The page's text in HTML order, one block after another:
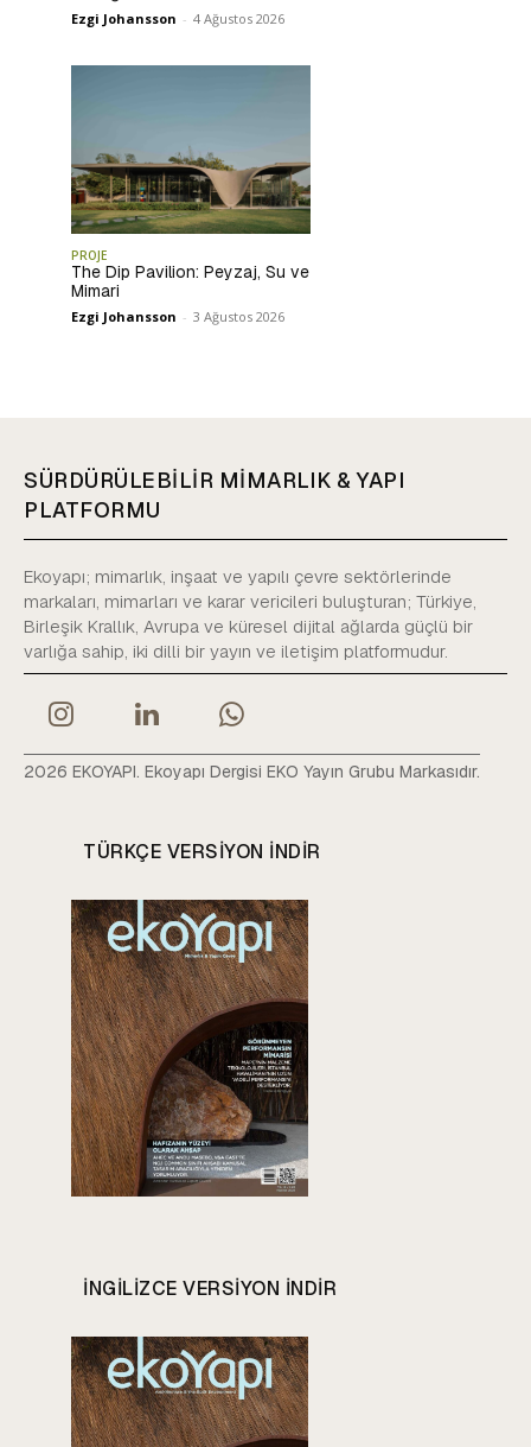
Ezgi Johansson - 4 Ağustos 2026
PROJE
The Dip Pavilion: Peyzaj, Su ve
Mimari
Ezgi Johansson - 3 Ağustos 2026
SÜRDÜRÜLEBİLİR MİMARLIK & YAPI
PLATFORMU
Ekoyapı; mimarlık, inşaat ve yapılı çevre sektörlerinde
markaları, mimarları ve karar vericileri buluşturan; Türkiye,
Birleşik Krallık, Avrupa ve küresel dijital ağlarda güçlü bir
varlığa sahip, iki dilli bir yayın ve iletişim platformudur.
2026 EKOYAPI. Ekoyapı Dergisi EKO Yayın Grubu Markasıdır.
TÜRKÇE VERSIYON INDIR
INGILIZCE VERSIYON INDIR